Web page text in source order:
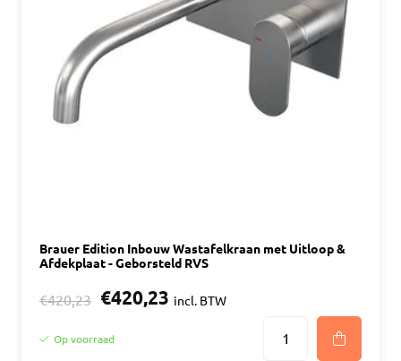
Brauer Edition Inbouw Wastafelkraan met Uitloop &
Afdekplaat - Geborsteld RVS
€420,23 €420,23 incl. BTW
Op voorraad